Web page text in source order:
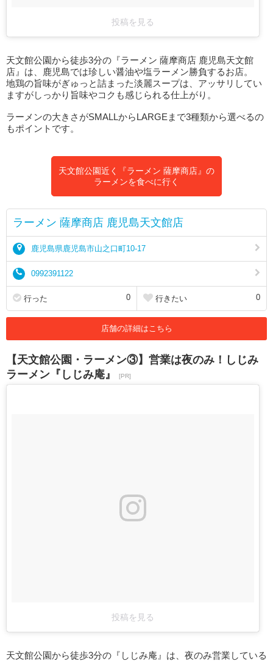
投稿を見る
天文館公園から徒歩3分の『ラーメン 薩摩商店 鹿児島天文館
店』は、鹿児島では珍しい醤油や塩ラーメン勝負するお店。
地鶏の旨味がぎゅっと詰まった淡麗スープは、アッサリしてい
ますがしっかり旨味やコクも感じられる仕上がり。
ラーメンの大きさがSMALLからLARGEまで3種類から選べるの
もポイントです。
天文館公園近く『ラーメン 薩摩商店』の
ラーメンを食べに行く
ラーメン 薩摩商店 鹿児島天文館店
鹿児島県鹿児島市山之口町10-17
0992391122
行った 0 行きたい 0
店舗の詳細はこちら
【天文館公園・ラーメン③】営業は夜のみ！しじみ
ラーメン『しじみ庵』
[PR]
投稿を見る
天文館公園から徒歩3分の『しじみ庵』は、夜のみ営業している